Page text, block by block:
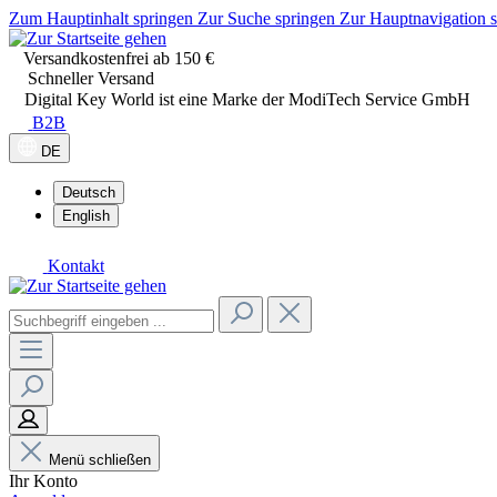
Zum Hauptinhalt springen Zur Suche springen Zur Hauptnavigation
Versandkostenfrei ab 150 €
Schneller Versand
Digital Key World ist eine Marke der ModiTech Service GmbH
B2B
DE
Deutsch
English
Kontakt
Menü schließen
Ihr Konto